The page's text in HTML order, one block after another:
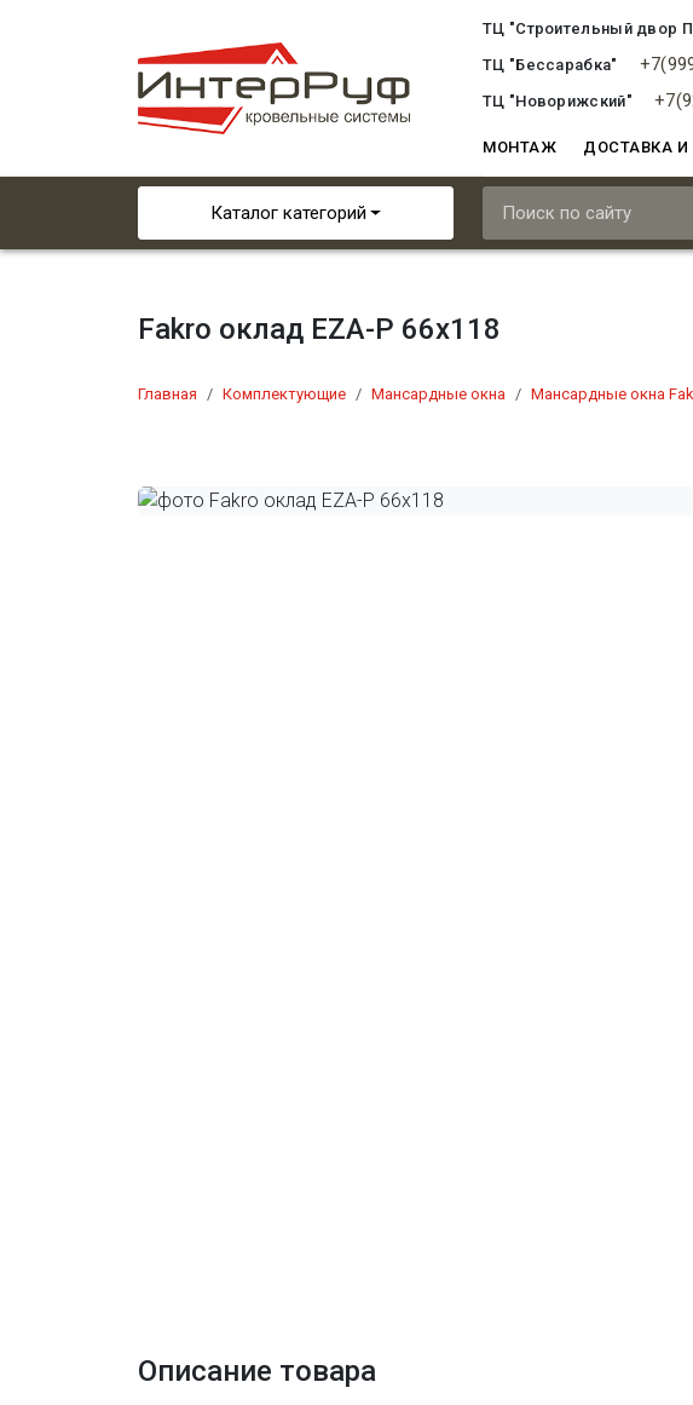
ТЦ "Строительный двор
ТЦ "Бессарабка"
ТЦ "Новорижский"
МОНТАЖ ДОСТАВКА И
Каталог категорий
Fakro оклад EZA-P 66х118
Главная Комплектующие Мансардные окна Мансардные окна
Описание товара